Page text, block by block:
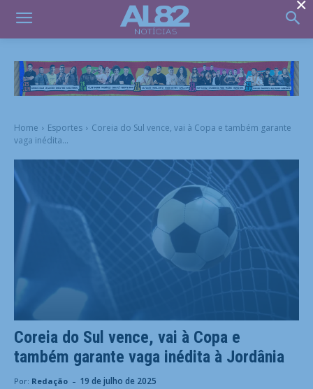
Home Esportes
Coreia do Sul vence, vai à Copa e também garante
vaga inédita...
Coreia do Sul vence, vai à Copa e
também garante vaga inédita à Jordânia
Por: Redação - 19 de julho de 2025